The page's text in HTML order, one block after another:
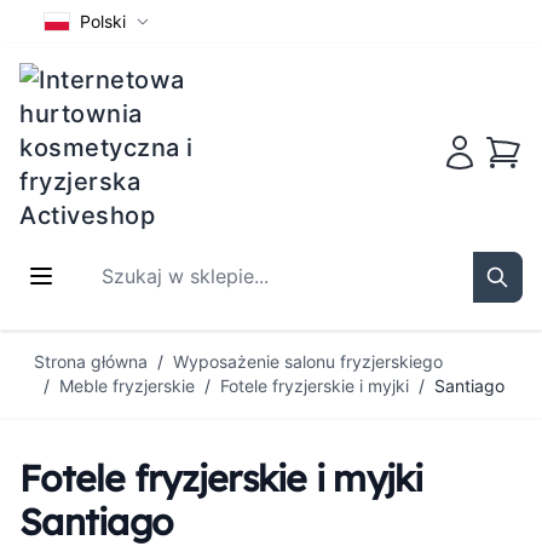
Polski
Szukaj w sklepie...
Strona główna / Wyposażenie salonu fryzjerskiego
/ Meble fryzjerskie / Fotele fryzjerskie i myjki / Santiago
Fotele fryzjerskie i myjki
Santiago